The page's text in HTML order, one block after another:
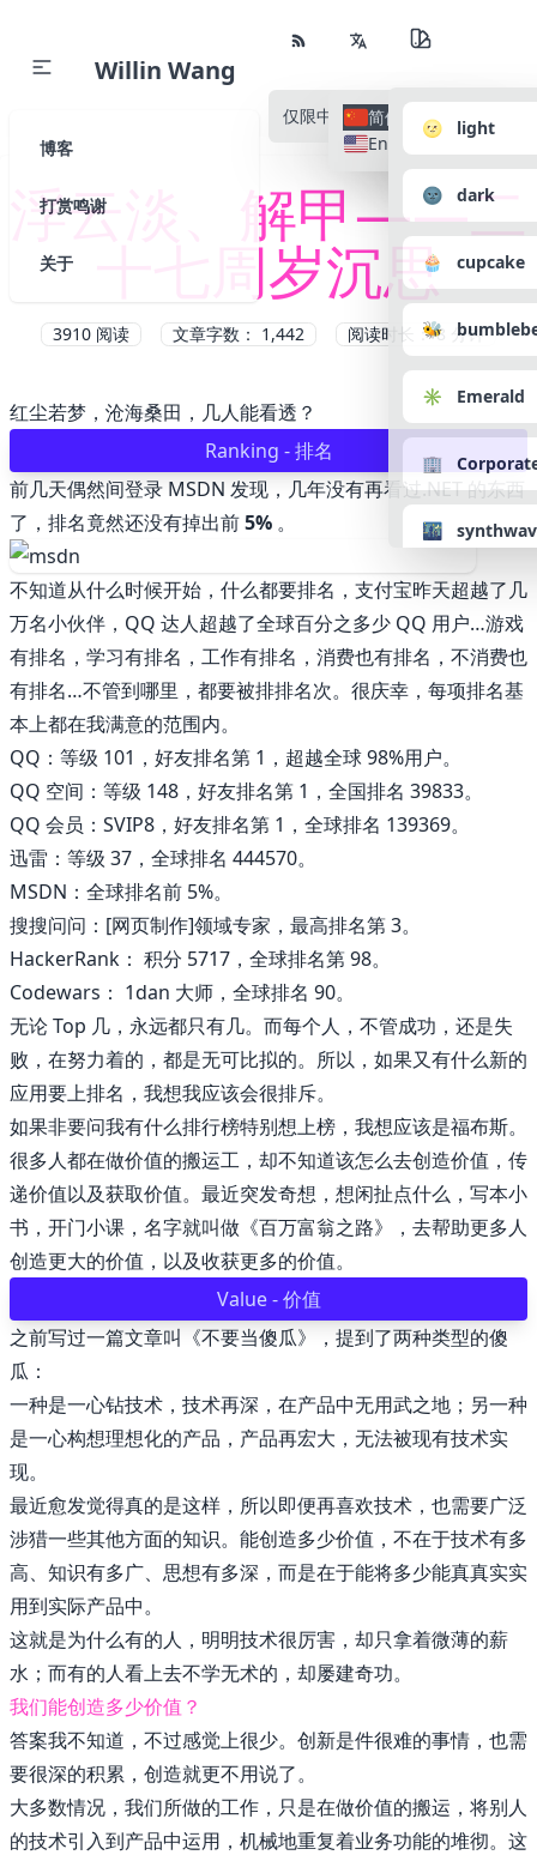
博客
打赏鸣谢
关于
Willin Wang
仅限中文所有语种
简体中文
English
🌝 light
🌚 dark
🧁 cupcake
🐝
✳️ Emerald
🏢
🌃
👴 retro
🤖
🎃
👓 lofi
🖍 pastel
🧚‍♀️ fantasy
🏴 black
💎 luxury
🖨 CMYK
💊 Acid
🍋
浮云淡、解甲——二
十七周岁沉思
3910 阅读 文章字数： 1,442 阅读时长： 8 分钟
红尘若梦，沧海桑田，几人能看透？
Ranking - 排名
前几天偶然间登录 MSDN 发现，几年没有再看过.NET 的东西
了，排名竟然还没有掉出前5% 。
不知道从什么时候开始，什么都要排名，支付宝昨天超越了几
万名小伙伴，QQ 达人超越了全球百分之多少 QQ 用户…游戏
有排名，学习有排名，工作有排名，消费也有排名，不消费也
有排名…不管到哪里，都要被排排名次。很庆幸，每项排名基
本上都在我满意的范围内。
QQ：等级 101，好友排名第 1，超越全球 98%用户。
QQ 空间：等级 148，好友排名第 1，全国排名 39833。
QQ 会员：SVIP8，好友排名第 1，全球排名 139369。
迅雷：等级 37，全球排名 444570。
MSDN：全球排名前 5%。
搜搜问问：[网页制作]领域专家，最高排名第 3。
HackerRank： 积分 5717，全球排名第 98。
Codewars： 1dan 大师，全球排名 90。
无论 Top 几，永远都只有几。而每个人，不管成功，还是失
败，在努力着的，都是无可比拟的。所以，如果又有什么新的
应用要上排名，我想我应该会很排斥。
如果非要问我有什么排行榜特别想上榜，我想应该是福布斯。
很多人都在做价值的搬运工，却不知道该怎么去创造价值，传
递价值以及获取价值。最近突发奇想，想闲扯点什么，写本小
书，开门小课，名字就叫做《百万富翁之路》，去帮助更多人
创造更大的价值，以及收获更多的价值。
Value - 价值
之前写过一篇文章叫《不要当傻瓜》，提到了两种类型的傻
瓜：
一种是一心钻技术，技术再深，在产品中无用武之地；另一种
是一心构想理想化的产品，产品再宏大，无法被现有技术实
现。
最近愈发觉得真的是这样，所以即便再喜欢技术，也需要广泛
涉猎一些其他方面的知识。能创造多少价值，不在于技术有多
高、知识有多广、思想有多深，而是在于能将多少能真真实实
用到实际产品中。
这就是为什么有的人，明明技术很厉害，却只拿着微薄的薪
水；而有的人看上去不学无术的，却屡建奇功。
我们能创造多少价值？
答案我不知道，不过感觉上很少。创新是件很难的事情，也需
要很深的积累，创造就更不用说了。
大多数情况，我们所做的工作，只是在做价值的搬运，将别人
的技术引入到产品中运用，机械地重复着业务功能的堆彻。这